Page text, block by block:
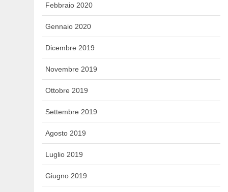
Febbraio 2020
Gennaio 2020
Dicembre 2019
Novembre 2019
Ottobre 2019
Settembre 2019
Agosto 2019
Luglio 2019
Giugno 2019